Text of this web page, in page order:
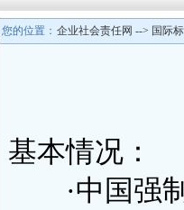
您的位置： 企业社会责任网 --> 国际
基本情况：
·中国强制